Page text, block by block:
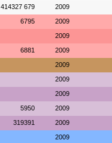
414327 679 2009
6795 2009
2009
6881 2009
2009
2009
2009
5950 2009
319391 2009
2009